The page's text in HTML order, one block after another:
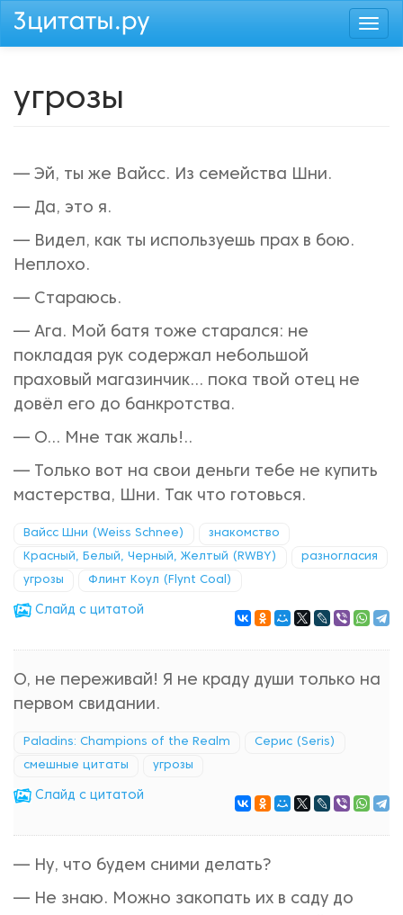
Перейти
угрозы
— Эй, ты же Вайсс. Из семейства Шни.
— Да, это я.
— Видел, как ты используешь прах в бою.
Неплохо.
— Стараюсь.
— Ага. Мой батя тоже старался: не
покладая рук содержал небольшой
праховый магазинчик... пока твой отец не
довёл его до банкротства.
— О... Мне так жаль!..
— Только вот на свои деньги тебе не купить
мастерства, Шни. Так что готовься.
Вайсс Шни (Weiss Schnee) знакомство
Красный, Белый, Черный, Желтый (RWBY) разногласия
угрозы Флинт Коул (Flynt Coal)
Cлайд с цитатой
О, не переживай! Я не краду души только на
первом свидании.
Paladins: Champions of the Realm Серис (Seris)
смешные цитаты угрозы
Cлайд с цитатой
— Ну, что будем сними делать?
— Не знаю. Можно закопать их в саду до